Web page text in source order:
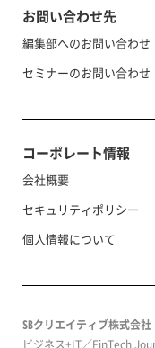
お問い合わせ先
編集部へのお問い合わせ
セミナーのお問い合わせ
コーポレート情報
会社概要
セキュリティポリシー
個人情報について
SBクリエイティブ株式会社
ビジネス+IT／FinTech